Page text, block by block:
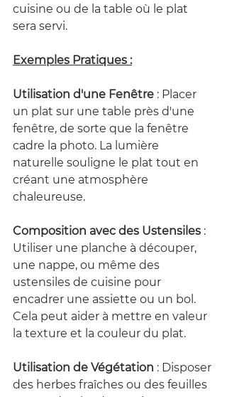
cuisine ou de la table où le plat
sera servi.
Exemples Pratiques :
Utilisation d'une Fenêtre : Placer
un plat sur une table près d'une
fenêtre, de sorte que la fenêtre
cadre la photo. La lumière
naturelle souligne le plat tout en
créant une atmosphère
chaleureuse.
Composition avec des Ustensiles :
Utiliser une planche à découper,
une nappe, ou même des
ustensiles de cuisine pour
encadrer une assiette ou un bol.
Cela peut aider à mettre en valeur
la texture et la couleur du plat.
Utilisation de Végétation : Disposer
des herbes fraîches ou des feuilles